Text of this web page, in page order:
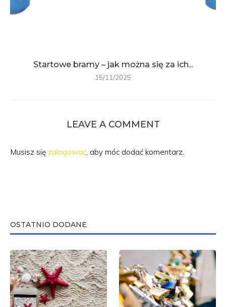
Startowe bramy – jak można się za ich...
15/11/2025
LEAVE A COMMENT
Musisz się zalogować, aby móc dodać komentarz.
OSTATNIO DODANE